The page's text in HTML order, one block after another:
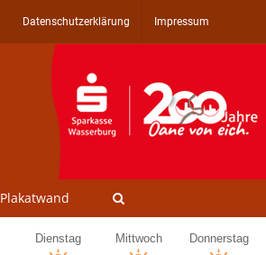
Datenschutzerklärung Impressum
Plakatwand